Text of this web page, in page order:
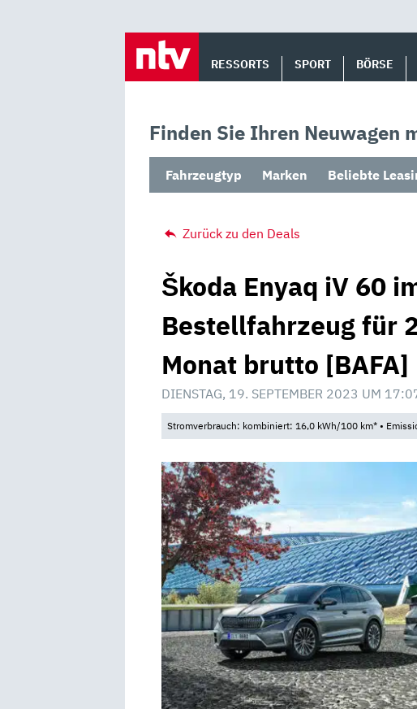
RESSORTS SPORT BÖRSE
Finden Sie Ihren Neuwagen
Fahrzeugtyp Marken Beliebte
Zurück zu den Deals
Škoda Enyaq iV 60
Bestellfahrzeug für
Monat brutto [BAFA]
DIENSTAG, 19. SEPTEMBER 2023 UM
Stromverbrauch: kombiniert: 16,0 kWh/100 km* •